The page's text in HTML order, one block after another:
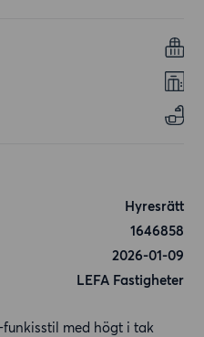
Hyresrätt
1646858
2026-01-09
LEFA Fastigheter
med högt i tak